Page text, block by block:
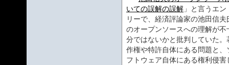
いての誤解の誤解 」と言うエン
リーで、経済評論家の池田信夫
のオープンソースへの理解が不
分ではないかと批判していた。
作権や特許自体にある問題と、
フトウェア自体にある権利侵害